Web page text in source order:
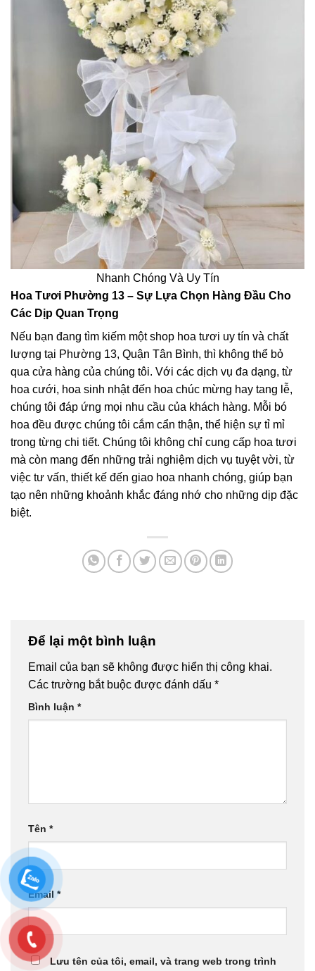
Nhanh Chóng Và Uy Tín
Hoa Tươi Phường 13 – Sự Lựa Chọn Hàng Đầu Cho
Các Dịp Quan Trọng
Nếu bạn đang tìm kiếm một shop hoa tươi uy tín và chất
lượng tại Phường 13, Quận Tân Bình, thì không thể bỏ
qua cửa hàng của chúng tôi. Với các dịch vụ đa dạng, từ
hoa cưới, hoa sinh nhật đến hoa chúc mừng hay tang lễ,
chúng tôi đáp ứng mọi nhu cầu của khách hàng. Mỗi bó
hoa đều được chúng tôi cắm cẩn thận, thể hiện sự tỉ mỉ
trong từng chi tiết. Chúng tôi không chỉ cung cấp hoa tươi
mà còn mang đến những trải nghiệm dịch vụ tuyệt vời, từ
việc tư vấn, thiết kế đến giao hoa nhanh chóng, giúp bạn
tạo nên những khoảnh khắc đáng nhớ cho những dịp đặc
biệt.
Để lại một bình luận
Email của bạn sẽ không được hiển thị công khai.
Các trường bắt buộc được đánh dấu *
Bình luận *
Tên *
Email *
Lưu tên của tôi, email, và trang web trong trình